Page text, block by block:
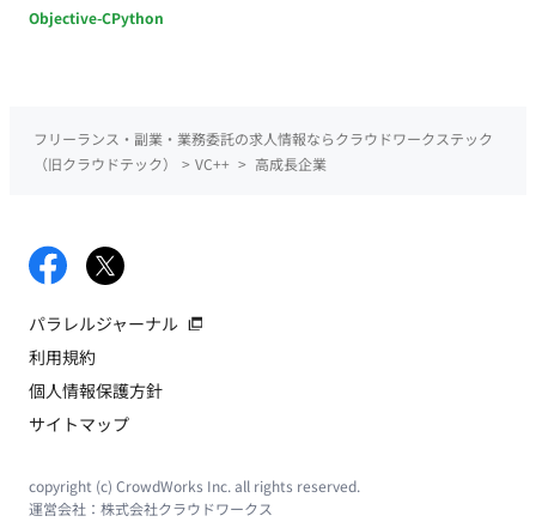
Objective-CPython
フリーランス・副業・業務委託の求人情報ならクラウドワークステック
（旧クラウドテック）
> VC++ > 高成長企業
パラレルジャーナル
利用規約
個人情報保護方針
サイトマップ
copyright (c) CrowdWorks Inc. all rights reserved.
運営会社： 株式会社クラウドワークス